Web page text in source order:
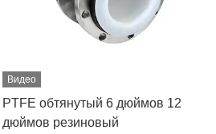
Видео
PTFE обтянутый 6 дюймов 12
дюймов резиновый